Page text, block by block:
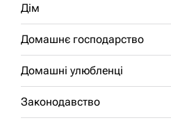
Дім
Домашнє господарство
Домашні улюбленці
Законодавство